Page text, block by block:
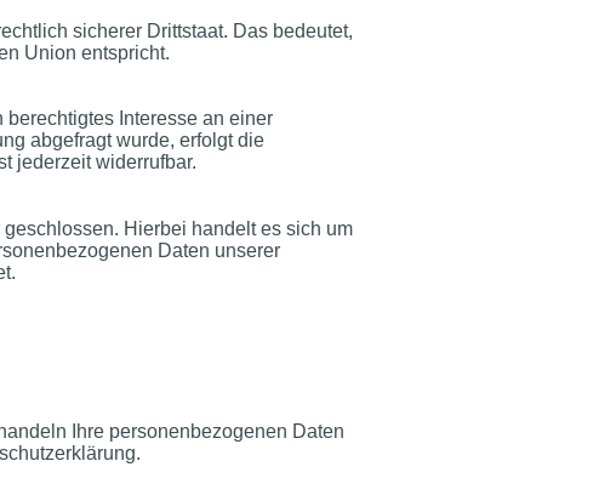
sicherer Drittstaat. Das bedeutet,
Union entspricht.
berechtigtes Interesse an einer
abgefragt wurde, erfolgt die
jederzeit widerrufbar.
Hierbei handelt es sich um
Daten unserer
Ihre personenbezogenen Daten